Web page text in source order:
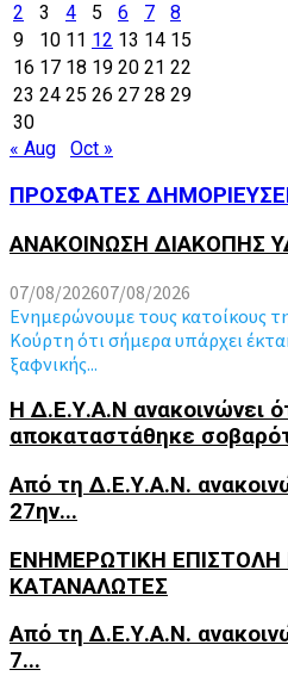
2
3 4 5 6 7
8
9
10 11 12 13 14 15
16 17 18 19 20 21 22
23 24 25 26 27 28 29
30
« Aug
Oct »
ΠΡΟΣΦΑΤΕΣ
ΑΝΑΚΟΙΝΩΣΗ ΔΙΑΚΟΠΗΣ
07/08/202607/08/2026
Ενημερώνουμε τους κατοίκους
Κούρτη ότι σήμερα υπάρχει
ξαφνικής...
Η Δ.Ε.Υ.Α.Ν ανακοινώνει
αποκαταστάθηκε
Από τη Δ.Ε.Υ.Α.Ν.
27ην...
ΕΝΗΜΕΡΩΤΙΚΗ
ΚΑΤΑΝΑΛΩΤΕΣ
Από τη Δ.Ε.Υ.Α.Ν.
7...